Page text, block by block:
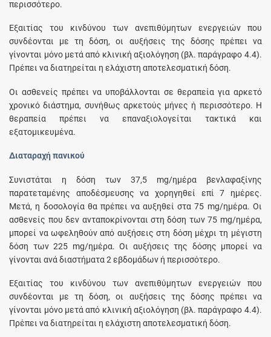
περισσότερο.
Εξαιτίας του κινδύνου των ανεπιθύμητων ενεργειών που
συνδέονται με τη δόση, οι αυξήσεις της δόσης πρέπει να
γίνονται μόνο μετά από κλινική αξιολόγηση (βλ. παράγραφο 4.4).
Πρέπει να διατηρείται η ελάχιστη αποτελεσματική δόση.
Οι ασθενείς πρέπει να υποβάλλονται σε θεραπεία για αρκετό
χρονικό διάστημα, συνήθως αρκετούς μήνες ή περισσότερο. Η
θεραπεία πρέπει να επαναξιολογείται τακτικά και
εξατομικευμένα.
Διαταραχή πανικού
Συνιστάται η δόση των 37,5 mg/ημέρα βενλαφαξίνης
παρατεταμένης αποδέσμευσης να χορηγηθεί επί 7 ημέρες.
Μετά, η δοσολογία θα πρέπει να αυξηθεί στα 75 mg/ημέρα. Οι
ασθενείς που δεν ανταποκρίνονται στη δόση των 75 mg/ημέρα,
μπορεί να ωφεληθούν από αυξήσεις στη δόση μέχρι τη μέγιστη
δόση των 225 mg/ημέρα. Οι αυξήσεις της δόσης μπορεί να
γίνονται ανά διαστήματα 2 εβδομάδων ή περισσότερο.
Εξαιτίας του κινδύνου των ανεπιθύμητων ενεργειών που
συνδέονται με τη δόση, οι αυξήσεις της δόσης πρέπει να
γίνονται μόνο μετά από κλινική αξιολόγηση (βλ. παράγραφο 4.4).
Πρέπει να διατηρείται η ελάχιστη αποτελεσματική δόση.